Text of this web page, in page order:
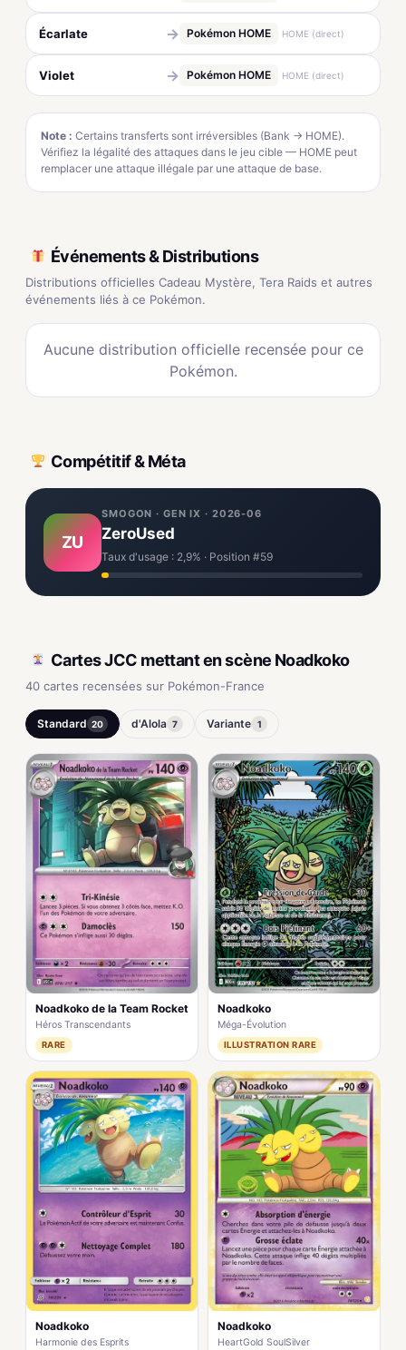
Écarlate → Pokémon HOME HOME (direct)
Violet → Pokémon HOME HOME (direct)
Note : Certains transferts sont irréversibles (Bank → HOME).
Vérifiez la légalité des attaques dans le jeu cible — HOME peut
remplacer une attaque illégale par une attaque de base.
Événements & Distributions
Distributions officielles Cadeau Mystère, Tera Raids et autres
événements liés à ce Pokémon.
Aucune distribution officielle recensée pour ce
Pokémon.
Compétitif & Méta
ZU
SMOGON · GEN IX · 2026-06
ZeroUsed
Taux d'usage : 2,9% · Position #59
Cartes JCC mettant en scène Noadkoko
40 cartes recensées sur Pokémon-France
Standard 20 d'Alola 7 Variante 1
Noadkoko de la Team Rocket
Héros Transcendants
RARE
Noadkoko
Méga-Évolution
ILLUSTRATION RARE
Noadkoko
Harmonie des Esprits
Noadkoko
HeartGold SoulSilver